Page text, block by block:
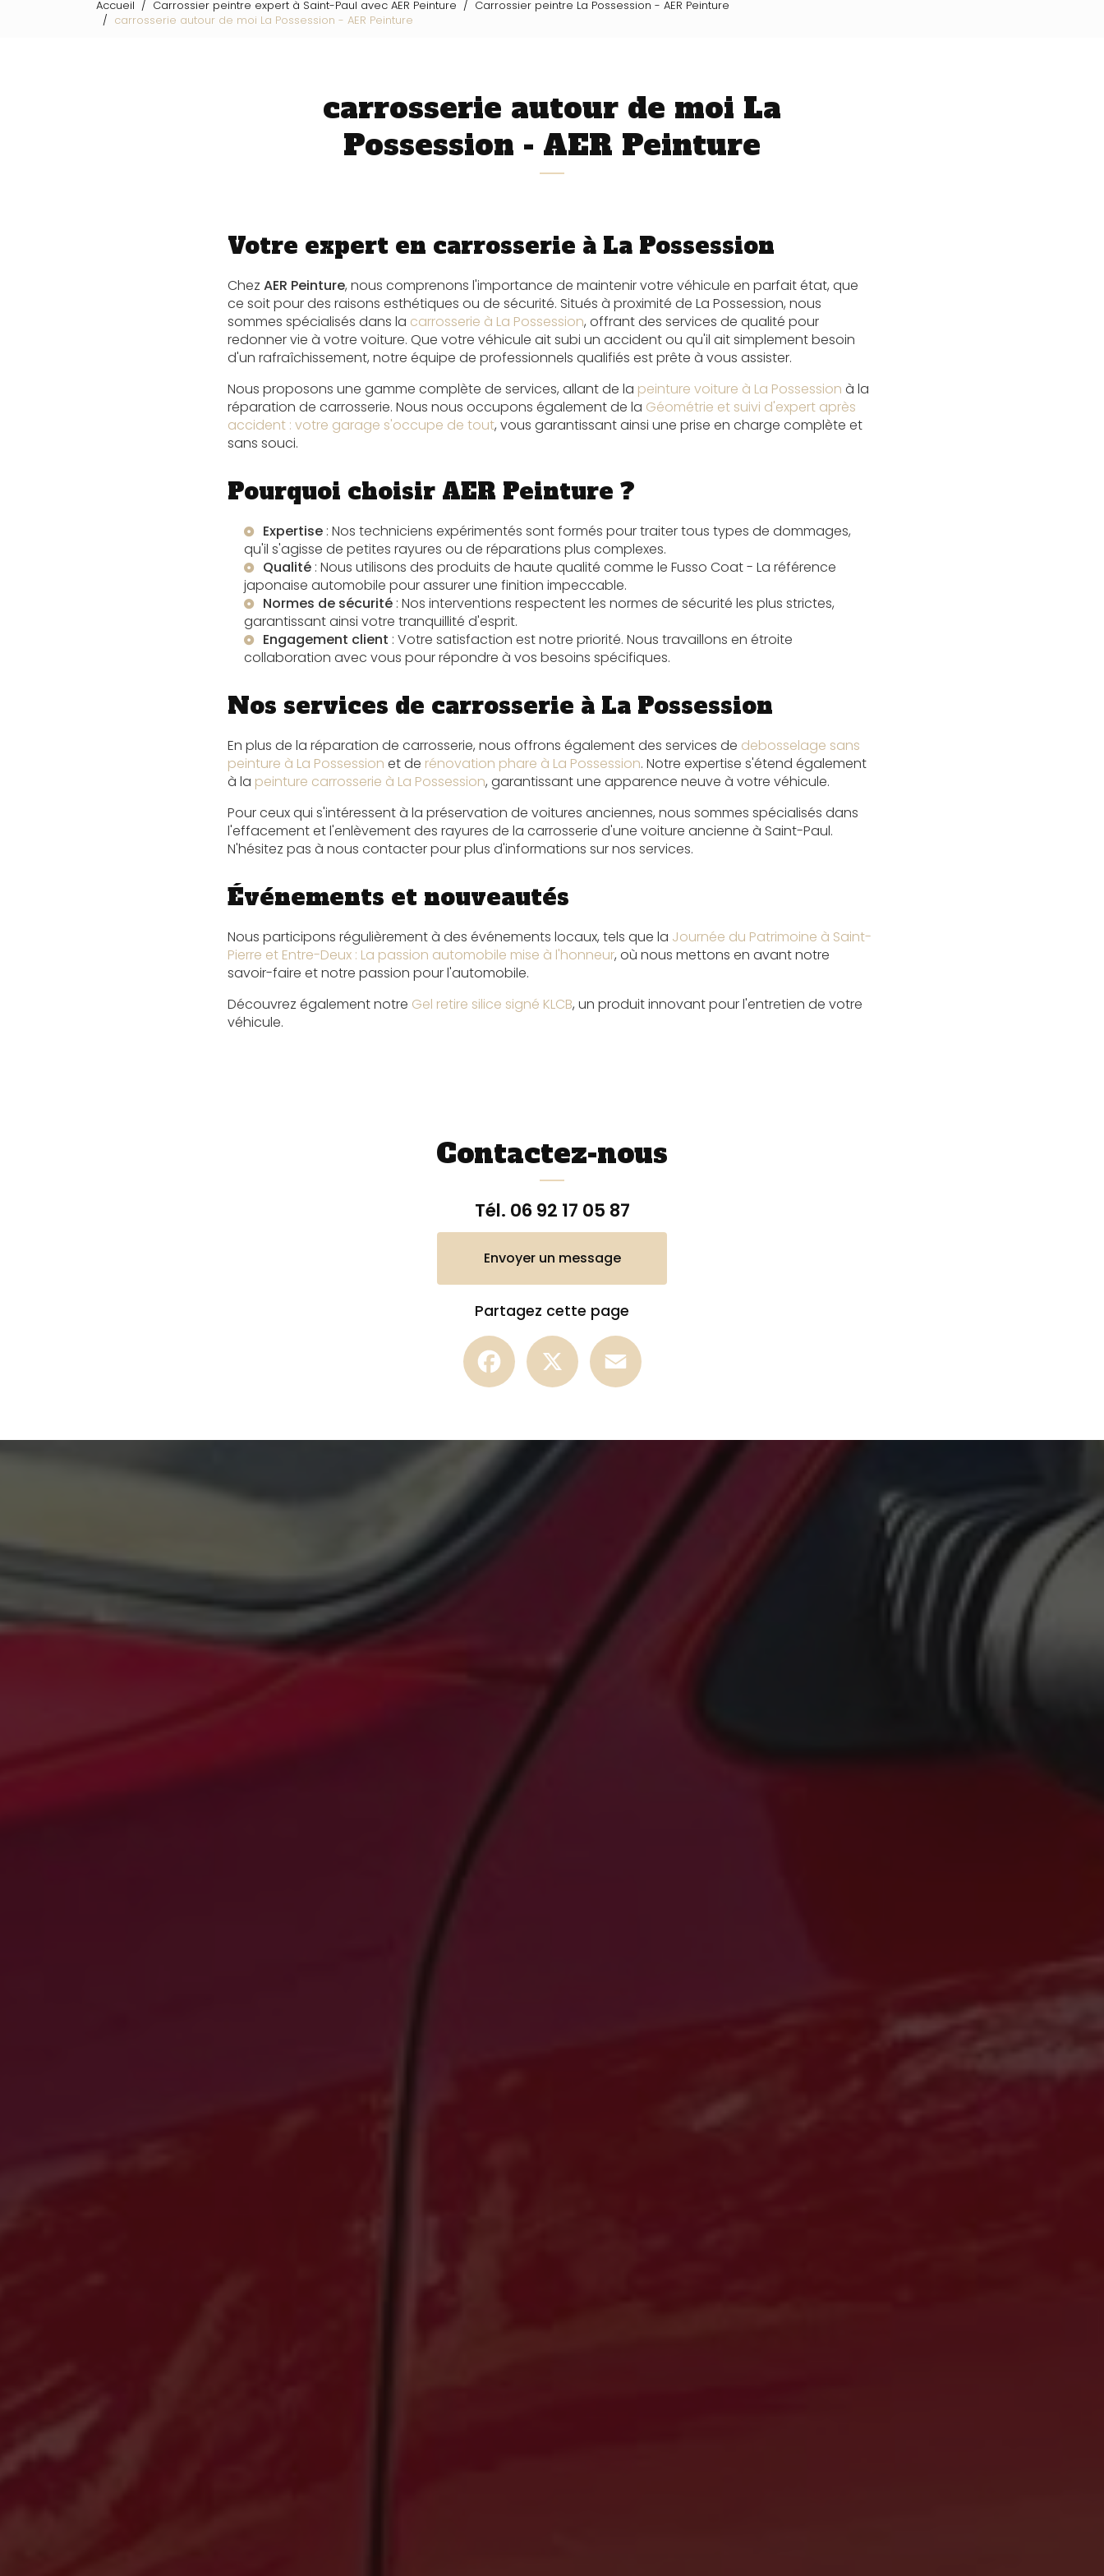
Accueil Carrossier peintre expert à Saint-Paul avec AER Peinture
Carrossier peintre La Possession - AER Peinture
carrosserie autour de moi La Possession - AER Peinture
carrosserie autour de moi La
Possession - AER Peinture
Votre expert en carrosserie à La Possession
Chez AER Peinture, nous comprenons l'importance de maintenir votre véhicule en parfait état, que
ce soit pour des raisons esthétiques ou de sécurité. Situés à proximité de La Possession, nous
sommes spécialisés dans la carrosserie à La Possession, offrant des services de qualité pour
redonner vie à votre voiture. Que votre véhicule ait subi un accident ou qu'il ait simplement besoin
d'un rafraîchissement, notre équipe de professionnels qualifiés est prête à vous assister.
Nous proposons une gamme complète de services, allant de la peinture voiture à La Possession à la
réparation de carrosserie. Nous nous occupons également de la Géométrie et suivi d'expert après
accident : votre garage s'occupe de tout, vous garantissant ainsi une prise en charge complète et
sans souci.
Pourquoi choisir AER Peinture ?
Expertise : Nos techniciens expérimentés sont formés pour traiter tous types de dommages,
qu'il s'agisse de petites rayures ou de réparations plus complexes.
Qualité : Nous utilisons des produits de haute qualité comme le Fusso Coat - La référence
japonaise automobile pour assurer une finition impeccable.
Normes de sécurité : Nos interventions respectent les normes de sécurité les plus strictes,
garantissant ainsi votre tranquillité d'esprit.
Engagement client : Votre satisfaction est notre priorité. Nous travaillons en étroite
collaboration avec vous pour répondre à vos besoins spécifiques.
Nos services de carrosserie à La Possession
En plus de la réparation de carrosserie, nous offrons également des services de debosselage sans
peinture à La Possession et de rénovation phare à La Possession. Notre expertise s'étend également
à la peinture carrosserie à La Possession, garantissant une apparence neuve à votre véhicule.
Pour ceux qui s'intéressent à la préservation de voitures anciennes, nous sommes spécialisés dans
l'effacement et l'enlèvement des rayures de la carrosserie d'une voiture ancienne à Saint-Paul.
N'hésitez pas à nous contacter pour plus d'informations sur nos services.
Événements et nouveautés
Nous participons régulièrement à des événements locaux, tels que la Journée du Patrimoine à Saint-
Pierre et Entre-Deux : La passion automobile mise à l'honneur, où nous mettons en avant notre
savoir-faire et notre passion pour l'automobile.
Découvrez également notre Gel retire silice signé KLCB, un produit innovant pour l'entretien de votre
véhicule.
Contactez-nous
Tél. 06 92 17 05 87
Envoyer un message
Partagez cette page
Facebook